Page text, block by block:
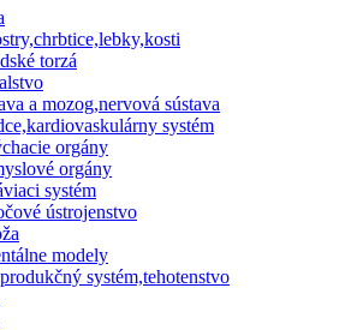
torzá
a mozog,nervová sústava
systém
orgány
orgány
systém
ústrojenstvo
modely
systém,tehotenstvo